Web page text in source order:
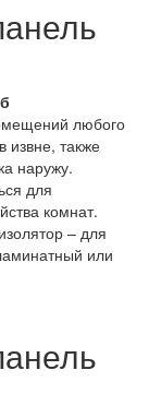
любого
извне, также
наружу.
для
комнат.
– для
или